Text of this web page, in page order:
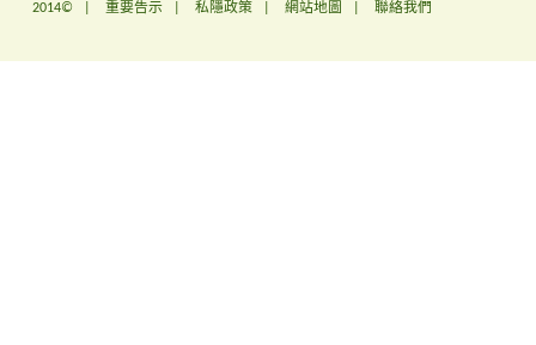
2014© | 重要告示 私隱政策 網站地圖 聯絡我們